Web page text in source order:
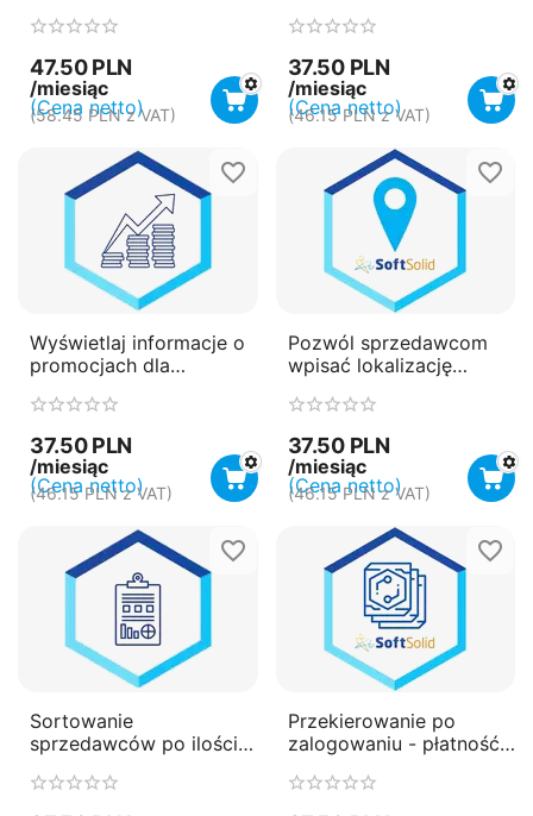
płatność miesięczna
(subskrypcja)
47.50 PLN
/miesiąc
(Cena netto)
(58.45 PLNz VAT)
(subskrypcja)
37.50 PLN
/miesiąc
(Cena netto)
(46.15 PLNz VAT)
Wyświetlaj informacje o
promocjach dla
miesięczna
(subskrypcja)
37.50 PLN
/miesiąc
(Cena netto)
(46.15 PLNz VAT)
Pozwól sprzedawcom
wpisać lokalizację
rejestracji - płatność
miesięczna
(subskrypcja)
37.50 PLN
/miesiąc
(Cena netto)
(46.15 PLNz VAT)
Sortowanie
sprzedawców po ilości
produktów - płatność
miesięczna
Przekierowanie po
zalogowaniu - płatność
(subskrypcja)